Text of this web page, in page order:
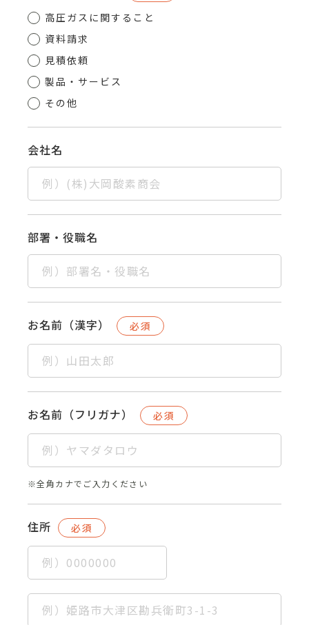
高圧ガスに関すること
資料請求
見積依頼
製品・サービス
その他
会社名
部署・役職名
お名前（漢字） 必須
お名前（フリガナ） 必須
※全角カナでご入力ください
住所 必須